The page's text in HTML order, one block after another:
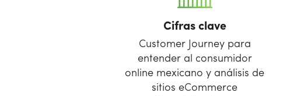
Cifras clave
Customer Journey para
entender al consumidor
online mexicano y análisis de
sitios eCommerce